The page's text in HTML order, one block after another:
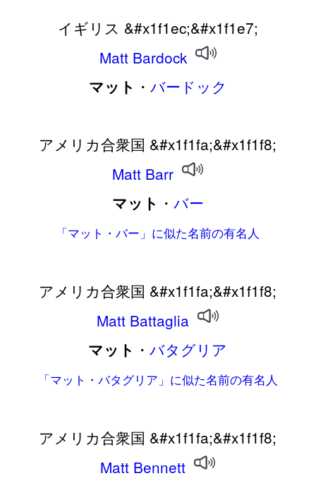
イギリス &#x1f1ec;&#x1f1e7;
Matt Bardock
マット ・ バードック
アメリカ合衆国 &#x1f1fa;&#x1f1f8;
Matt Barr
マット ・ バー
「マット・バー」に似た名前の有名人
アメリカ合衆国 &#x1f1fa;&#x1f1f8;
Matt Battaglia
マット ・バタグリア
「マット・バタグリア」に似た名前の有名人
アメリカ合衆国 &#x1f1fa;&#x1f1f8;
Matt Bennett